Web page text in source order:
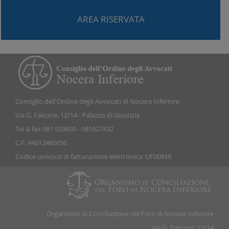
AREA RISERVATA
Consiglio dell'Ordine degli Avvocati di Nocera Inferiore
Via G. Falcone, 12/14 - Palazzo di Giustizia
Tel & fax 081 929600 - 081927432
C.F. 94012480656
Codice univoco di fatturazione elettronica: UF0DM8
Organismo di Conciliazione del Foro di Nocera Inferiore